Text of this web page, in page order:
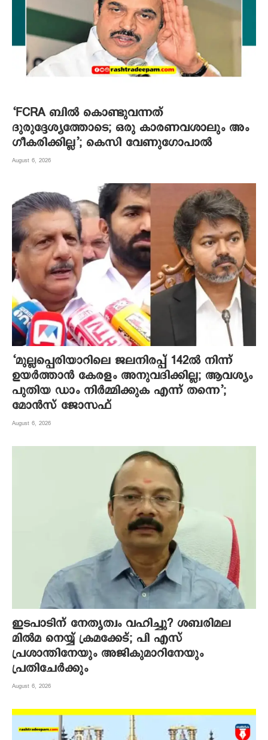
‘FCRA ബിൽ കൊണ്ടുവന്നത്
ദുരുദ്ദേശ്യത്തോടെ; ഒരു കാരണവശാലും അം​
ഗീകരിക്കില്ല’; കെസി വേണു​ഗോപാൽ
August 6, 2026
‘മുല്ലപ്പെരിയാറിലെ ജലനിരപ്പ് 142ല്‍ നിന്ന്
ഉയര്‍ത്താന്‍ കേരളം അനുവദിക്കില്ല; ആവശ്യം
പുതിയ ഡാം നിര്‍മ്മിക്കുക എന്ന് തന്നെ’;
മോന്‍സ് ജോസഫ്
August 6, 2026
ഇടപാടിന് നേതൃത്വം വഹിച്ചു? ശബരിമല
മില്‍മ നെയ്യ് ക്രമക്കേട്; പി എസ്
പ്രശാന്തിനേയും അജികുമാറിനേയും
പ്രതിചേര്‍ക്കും
August 6, 2026